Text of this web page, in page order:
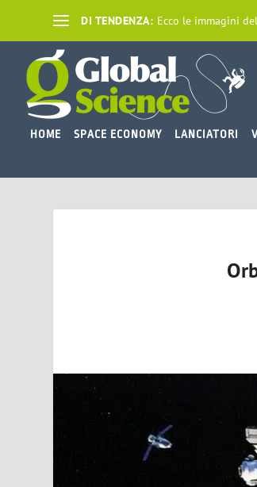
DI TENDENZA: Ecco le immagini
HOME SPACE ECONOMY LANCIATORI